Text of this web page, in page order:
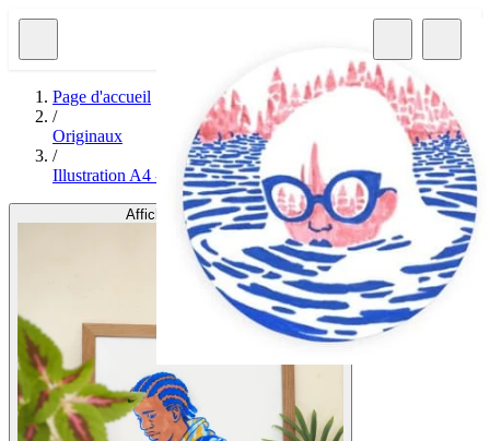
Page d'accueil
/
Originaux
/
Illustration A4 - Inktober 2025 • N°12 Déchirement
Afficher l'image 1